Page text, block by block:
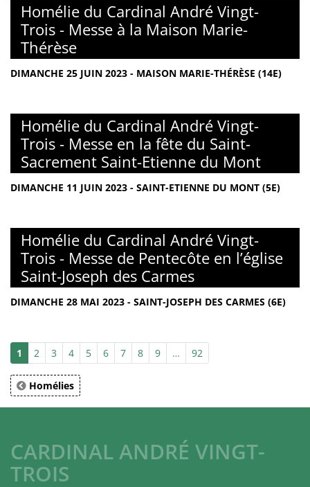
Homélie du Cardinal André Vingt-
Trois - Messe à la Maison Marie-
Thérèse
DIMANCHE 25 JUIN 2023 - MAISON MARIE-THÉRÈSE (14E)
Homélie du Cardinal André Vingt-
Trois - Messe en la fête du Saint-
Sacrement Saint-Etienne du Mont
DIMANCHE 11 JUIN 2023 - SAINT-ETIENNE DU MONT (5E)
Homélie du Cardinal André Vingt-
Trois - Messe de Pentecôte en l’église
Saint-Joseph des Carmes
DIMANCHE 28 MAI 2023 - SAINT-JOSEPH DES CARMES (6E)
1 2 3 4 5 6 7 8 9 … 92
Homélies
CARDINAL ANDRÉ VINGT-
TROIS